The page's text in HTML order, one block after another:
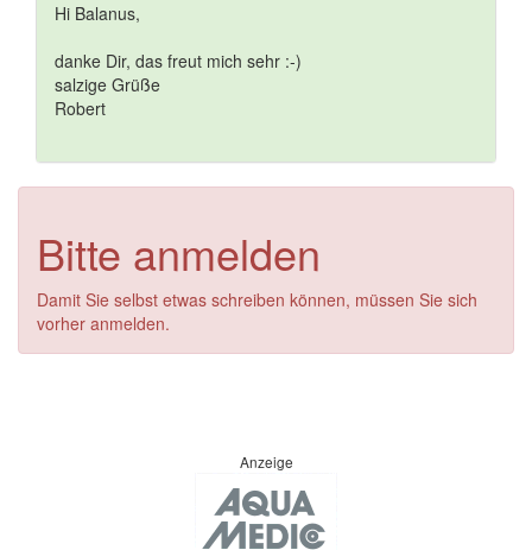
Hi Balanus,
danke Dir, das freut mich sehr :-)
salzige Grüße
Robert
Bitte anmelden
Damit Sie selbst etwas schreiben können, müssen Sie sich
vorher anmelden.
Anzeige